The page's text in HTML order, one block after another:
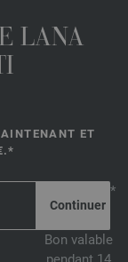
LANA
ET
*
Bon valable